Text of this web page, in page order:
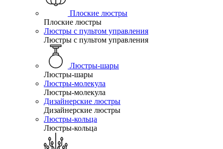
Плоские люстры
Плоские люстры
Люстры с пультом управления
Люстры с пультом управления
Люстры-шары
Люстры-шары
Люстры-молекула
Люстры-молекула
Дизайнерские люстры
Дизайнерские люстры
Люстры-кольца
Люстры-кольца